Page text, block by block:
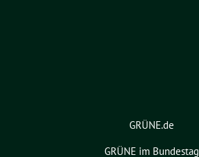
GRÜNE.de
GRÜNE im Bundestag